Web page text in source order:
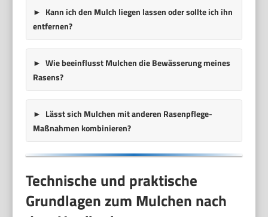
Kann ich den Mulch liegen lassen oder sollte ich ihn
entfernen?
Wie beeinflusst Mulchen die Bewässerung meines
Rasens?
Lässt sich Mulchen mit anderen Rasenpflege-
Maßnahmen kombinieren?
Technische und praktische
Grundlagen zum Mulchen nach